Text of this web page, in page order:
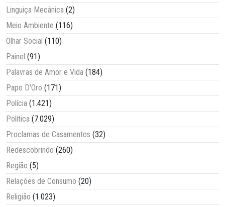
Linguiça Mecânica (2)
Meio Ambiente (116)
Olhar Social (110)
Painel (91)
Palavras de Amor e Vida (184)
Papo D'Oro (171)
Polícia (1.421)
Política (7.029)
Proclamas de Casamentos (32)
Redescobrindo (260)
Região (5)
Relações de Consumo (20)
Religião (1.023)